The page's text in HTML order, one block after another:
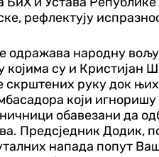
рефлектују
одражава народну
којима су и
скрштених руку док
који
обавезани да
Предсједник Додик,
напада попут